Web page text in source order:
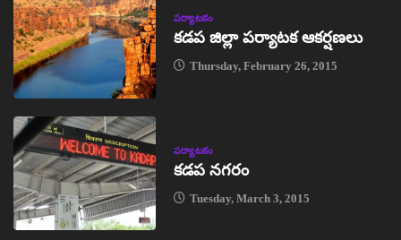
పర్యాటకం
కడప జిల్లా పర్యాటక ఆకర్షణలు
Thursday, February 26, 2015
పర్యాటకం
కడప నగరం
Tuesday, March 3, 2015